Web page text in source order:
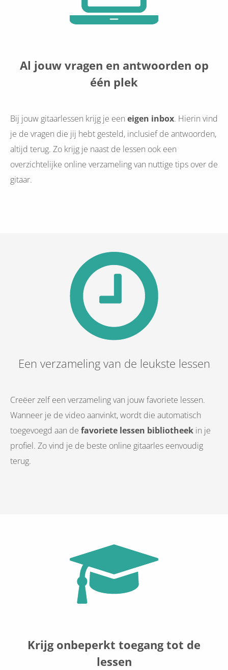
Al jouw vragen en antwoorden op
één plek
Bij jouw gitaarlessen krijg je een eigen inbox. Hierin vind
je de vragen die jij hebt gesteld, inclusief de antwoorden,
altijd terug. Zo krijg je naast de lessen ook een
overzichtelijke online verzameling van nuttige tips over de
gitaar.
Een verzameling van de leukste lessen
Creëer zelf een verzameling van jouw favoriete lessen.
Wanneer je de video aanvinkt, wordt die automatisch
toegevoegd aan de favoriete lessen bibliotheek in je
profiel. Zo vind je de beste online gitaarles eenvoudig
terug.
Krijg onbeperkt toegang tot de
lessen